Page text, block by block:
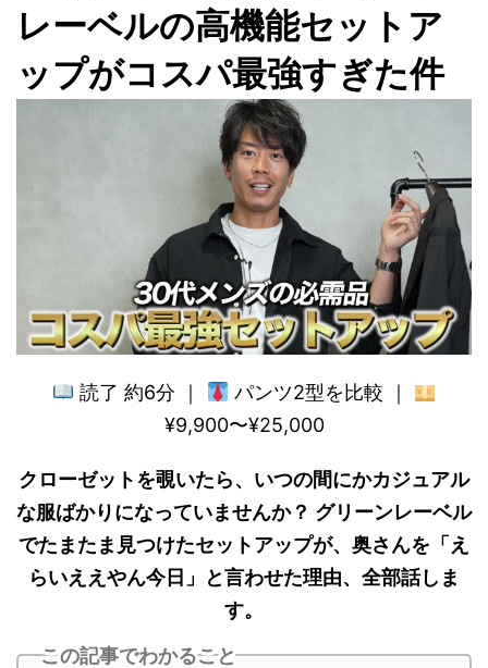
レーベルの高機能セットア
ップがコスパ最強すぎた件
読了 約6分 ｜
パンツ2型を比較 ｜
¥9,900〜¥25,000
クローゼットを覗いたら、いつの間にかカジュアル
な服ばかりになっていませんか？ グリーンレーベル
でたまたま見つけたセットアップが、奥さんを「え
らいええやん今日」と言わせた理由、全部話しま
す。
この記事でわかること